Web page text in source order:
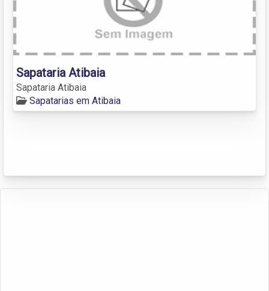
Sapataria Atibaia
Sapataria Atibaia
Sapatarias em Atibaia